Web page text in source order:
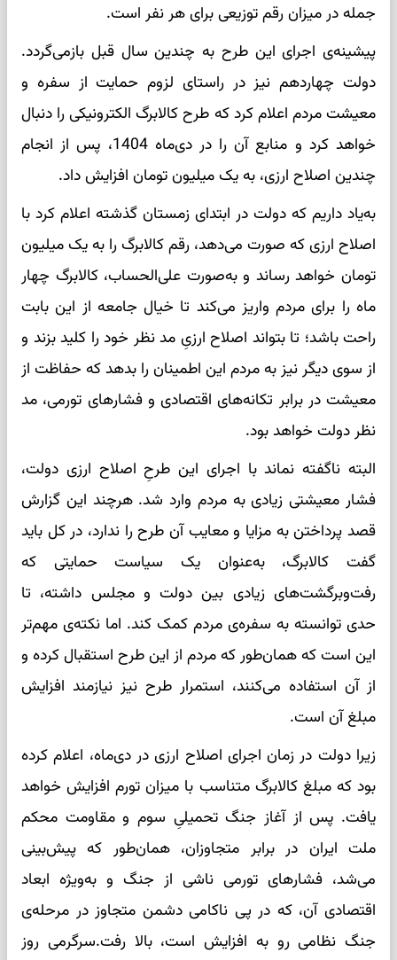
جمله در میزان رقم توزیعی برای هر نفر است.
پیشینه‌ی اجرای این طرح به چندین سال قبل بازمی‌گردد.
دولت چهاردهم نیز در راستای لزوم حمایت از سفره و
معیشت مردم اعلام کرد که طرح کالابرگ الکترونیکی را دنبال
خواهد کرد و منابع آن را در دی‌ماه 1404، پس از انجام
چندین اصلاح ارزی، به یک میلیون تومان افزایش داد.
به‌یاد داریم که دولت در ابتدای زمستان گذشته اعلام کرد با
اصلاح ارزی که صورت می‌دهد، رقم کالابرگ را به یک میلیون
تومان خواهد رساند و به‌صورت علی‌الحساب، کالابرگ چهار
ماه را برای مردم واریز می‌کند تا خیال جامعه از این بابت
راحت باشد؛ تا بتواند اصلاح ارزیِ مد نظر خود را کلید بزند و
از سوی دیگر نیز به مردم این اطمینان را بدهد که حفاظت از
معیشت در برابر تکانه‌های اقتصادی و فشارهای تورمی، مد
نظر دولت خواهد بود.
البته ناگفته نماند با اجرای این طرحِ اصلاح ارزی دولت،
فشار معیشتی زیادی به مردم وارد شد. هرچند این گزارش
قصد پرداختن به مزایا و معایب آن طرح را ندارد، در کل باید
گفت کالابرگ، به‌عنوان یک سیاست حمایتی که
رفت‌و‌برگشت‌های زیادی بین دولت و مجلس داشته، تا
حدی توانسته به سفره‌ی مردم کمک کند. اما نکته‌ی مهم‌تر
این است که همان‌طور که مردم از این طرح استقبال کرده و
از آن استفاده می‌کنند، استمرار طرح نیز نیازمند افزایش
مبلغ آن است.
زیرا دولت در زمان اجرای اصلاح ارزی در دی‌ماه، اعلام کرده
بود که مبلغ کالابرگ متناسب با میزان تورم افزایش خواهد
یافت. پس از آغاز جنگ تحمیلیِ سوم و مقاومت محکم
ملت ایران در برابر متجاوزان، همان‌طور که پیش‌بینی
می‌شد، فشارهای تورمی ناشی از جنگ و به‌ویژه ابعاد
اقتصادی آن، که در پی ناکامی دشمن متجاوز در مرحله‌ی
جنگ نظامی رو به افزایش است، بالا رفت.سرگرمی روز